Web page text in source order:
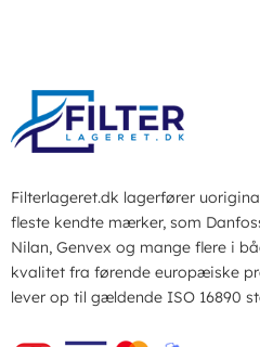
Filterlageret.dk lagerfører
fleste kendte mærker, som
Nilan, Genvex og mange flere i
kvalitet fra førende europæiske
lever op til gældende ISO 16890